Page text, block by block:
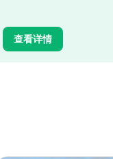
查看详情